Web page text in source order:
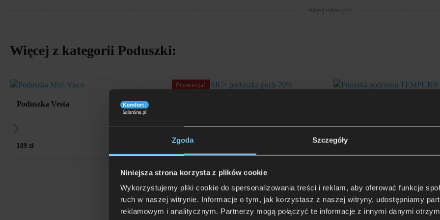
Zgoda Szczegóły
Niniejsza strona korzysta z plików cookie
Wykorzystujemy pliki cookie do spersonalizowania treści i reklam, aby oferować funkcje
ruch w naszej witrynie. Informacje o tym, jak korzystasz z naszej witryny, udostępniamy
reklamowym i analitycznym. Partnerzy mogą połączyć te informacje z innymi danymi
Więcej ciekawych!
Więcej z kategorii Poduszki:
Poduszka Vesta
189 zł
Promocja!
Pierwotna
cena
96
zł.
Aktualna
cena
85
zł.
-11% 496 zł